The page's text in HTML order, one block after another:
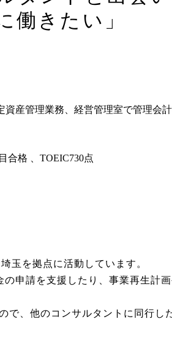
働きたい」
産管理業務、経営管理室で管理会
合格 、 TOEIC730点
玉を拠点に活動しています。
申請を支援したり、事業再生計
、他のコンサルタントに同行し